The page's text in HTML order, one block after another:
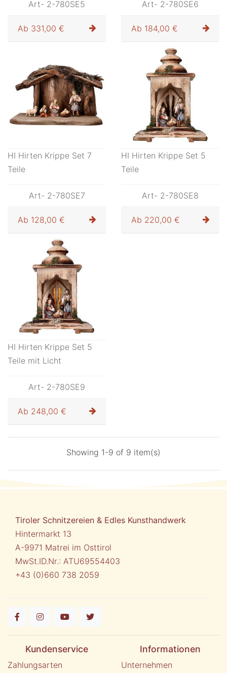
Art- 2-780SE5
Ab 331,00 €
Art- 2-780SE6
Ab 184,00 €
HI Hirten Krippe Set 7
Teile
Art- 2-780SE7
Ab 128,00 €
HI Hirten Krippe Set 5
Teile
Art- 2-780SE8
Ab 220,00 €
HI Hirten Krippe Set 5
Teile mit Licht
Art- 2-780SE9
Ab 248,00 €
Showing 1-9 of 9 item(s)
Tiroler Schnitzereien & Edles Kunsthandwerk
Hintermarkt 13
A-9971 Matrei im Osttirol
MwSt.ID.Nr.: ATU69554403
+43 (0)660 738 2059
Kundenservice
Zahlungsarten
Informationen
Unternehmen